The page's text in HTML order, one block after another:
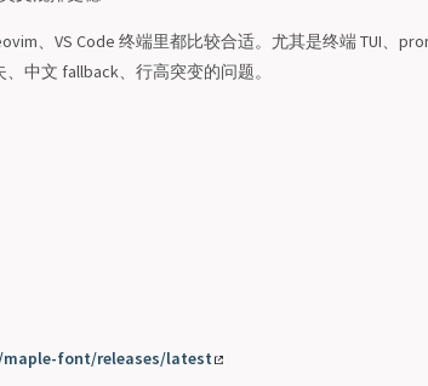
、VS Code 终端里都比较合适。尤其是终端 TUI、
中文 fallback、行高突变的问题。
font/releases/latest